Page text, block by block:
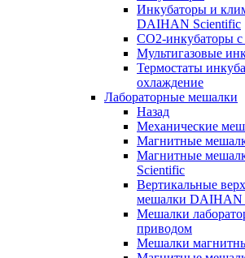
Инкубаторы и
DAIHAN Scientific
CO2-инкубаторы
Мультигазовые
Термостаты
охлаждение
Лабораторные мешалки
Назад
Механические
Магнитные
Магнитные
Scientific
Вертикальные
мешалки DAIHAN
Мешалки
приводом
Мешалки